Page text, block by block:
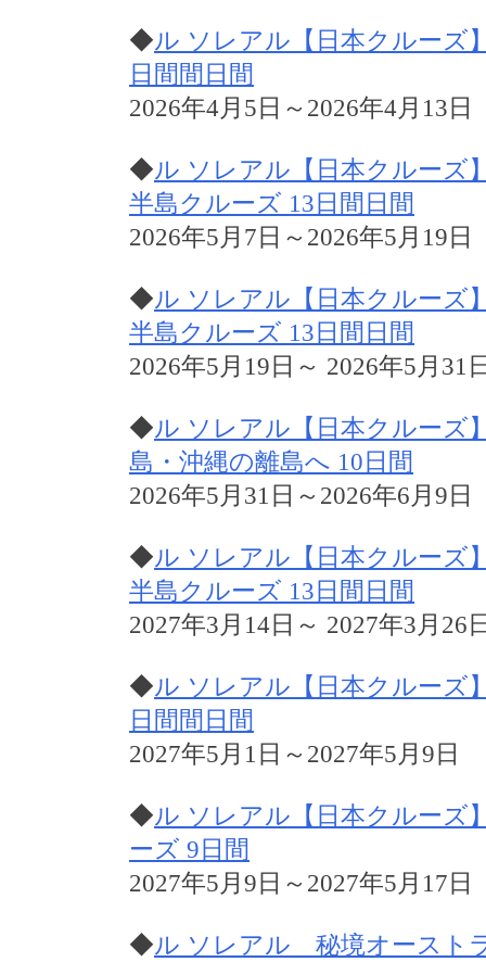
◆ル ソレアル【日本クルーズ
日間間日間
2026年4月5日～2026年4月13日
◆ル ソレアル【日本クルーズ
半島クルーズ 13日間日間
2026年5月7日～2026年5月19日
◆ル ソレアル【日本クルーズ
半島クルーズ 13日間日間
2026年5月19日～ 2026年5月31
◆ル ソレアル【日本クルーズ
島・沖縄の離島へ 10日間
2026年5月31日～2026年6月9日
◆ル ソレアル【日本クルーズ
半島クルーズ 13日間日間
2027年3月14日～ 2027年3月26
◆ル ソレアル【日本クルーズ
日間間日間
2027年5月1日～2027年5月9日
◆ル ソレアル【日本クルーズ
ーズ 9日間
2027年5月9日～2027年5月17日
◆ル ソレアル 秘境オースト